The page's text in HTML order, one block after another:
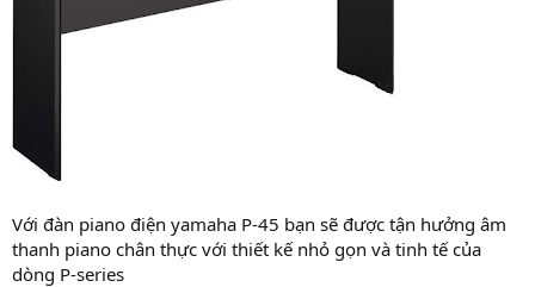
Với đàn piano điện yamaha P-45 bạn sẽ được tận hưởng âm
thanh piano chân thực với thiết kế nhỏ gọn và tinh tế của
dòng P-series